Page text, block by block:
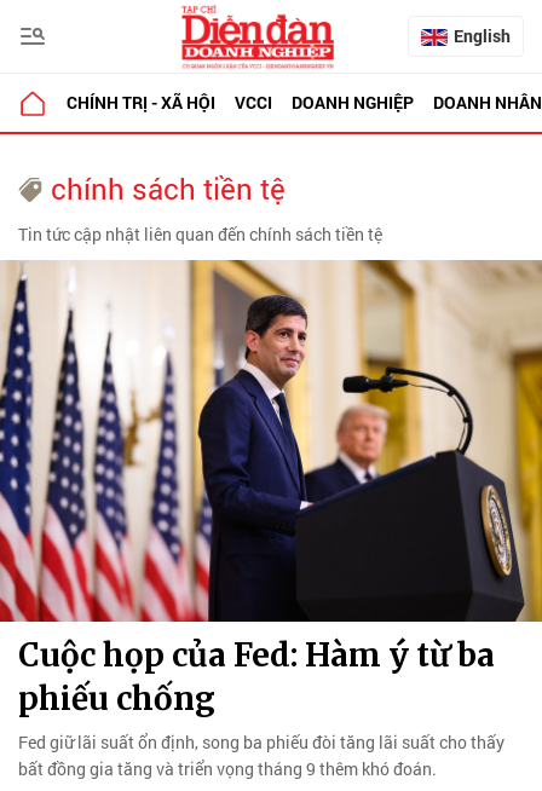
English
CHÍNH TRỊ - XÃ HỘI VCCI DOANH NGHIỆP DOANH NHÂN
chính sách tiền tệ
Tin tức cập nhật liên quan đến chính sách tiền tệ
Cuộc họp của Fed: Hàm ý từ ba
phiếu chống
Fed giữ lãi suất ổn định, song ba phiếu đòi tăng lãi suất cho thấy
bất đồng gia tăng và triển vọng tháng 9 thêm khó đoán.